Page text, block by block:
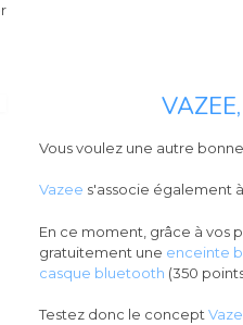
Vous voulez une autre
Vazee s'associe également
En ce moment, grâce à vos
gratuitement une enceinte
casque bluetooth (350
Testez donc le concept